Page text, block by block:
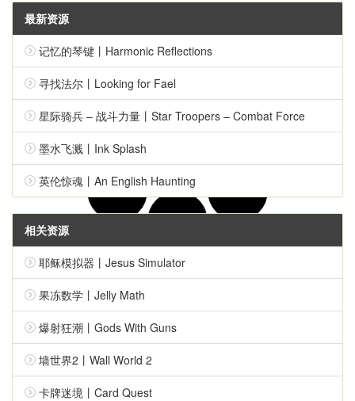
设置弹幕颜色
设置弹幕类型
顶部
滚动 底部
最新资源
记忆的琴键丨Harmonic Reflections
寻找法尔丨Looking for Fael
星际骑兵 – 战斗力量丨Star Troopers – Combat Force
墨水飞溅丨Ink Splash
英伦惊魂丨An English Haunting
相关资源
耶稣模拟器丨Jesus Simulator
果冻数学丨Jelly Math
爆射狂潮丨Gods With Guns
墙世界2丨Wall World 2
卡牌迷境丨Card Quest